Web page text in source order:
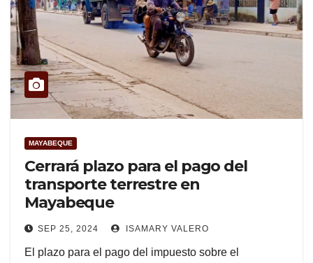
MAYABEQUE
Cerrará plazo para el pago del
transporte terrestre en
Mayabeque
SEP 25, 2024 ISAMARY VALERO
El plazo para el pago del impuesto sobre el